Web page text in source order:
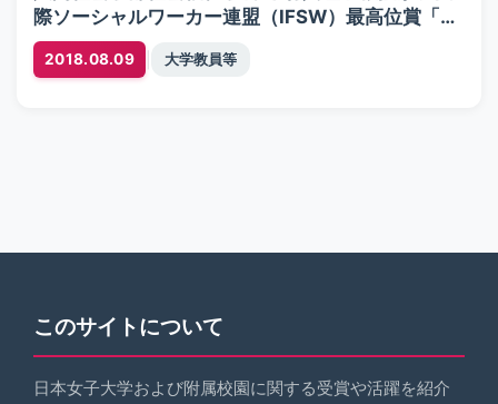
際ソーシャルワーカー連盟（IFSW）最高位賞「ア
ンドリュー・モラヴィエフ・アポストロ賞」を受
賞2018.08.09 大学教員等
このサイトについて
日本女子大学および附属校園に関する受賞や活躍を紹介